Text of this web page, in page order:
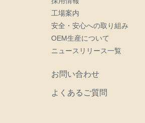
工場案内
安全・安心への取り組み
OEM生産について
ニュースリリース一覧
お問い合わせ
よくあるご質問